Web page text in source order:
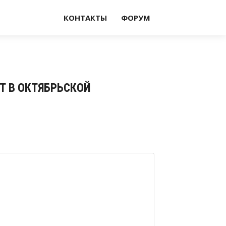
КОНТАКТЫ ФОРУМ
В ОКТЯБРЬСКОЙ